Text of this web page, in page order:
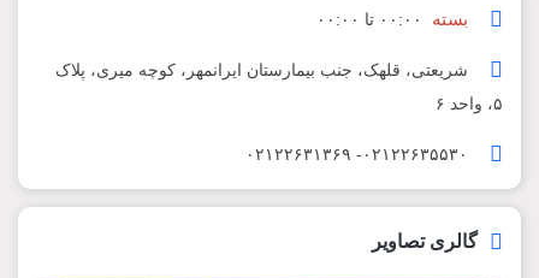
بسته ۰۰:۰۰ تا ۰۰:۰۰
شریعتی، قلهک، جنب بیمارستان ایرانمهر، کوچه میری، پلاک
۵، واحد ۶
۰۲۱۲۲۶۳۵۵۳۰- ۰۲۱۲۲۶۳۱۳۶۹
گالری تصاویر